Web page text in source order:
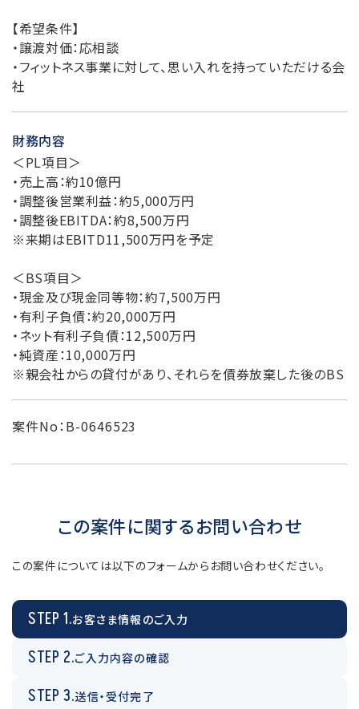
【希望条件】
・譲渡対価：応相談
・フィットネス事業に対して、思い入れを持っていただける会
社
財務内容
＜PL項目＞
・売上高：約10億円
・調整後営業利益：約5,000万円
・調整後EBITDA：約8,500万円
※来期はEBITD11,500万円を予定
＜BS項目＞
・現金及び現金同等物：約7,500万円
・有利子負債：約20,000万円
・ネット有利子負債：12,500万円
・純資産：10,000万円
※親会社からの貸付があり、それらを債券放棄した後のBS
案件No：B-0646523
この案件に関するお問い合わせ
この案件については以下のフォームからお問い合わせください。
STEP 1.お客さま情報のご入力
STEP 2.ご入力内容の確認
STEP 3.送信・受付完了